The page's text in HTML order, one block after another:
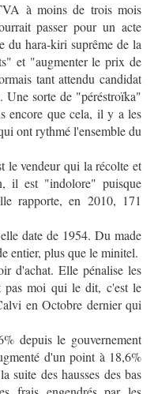
à moins de trois mois
passer pour un acte
du hara-kiri suprême de la
et "augmenter le prix de
tant attendu candidat
Une sorte de "péréstroïka"
encore que cela, il y a les
ont rythmé l'ensemble du
vendeur qui la récolte et
il est "indolore" puisque
rapporte, en 2010, 171
date de 1954. Du made
entier, plus que le minitel.
d'achat. Elle pénalise les
pas moi qui le dit, c'est le
en Octobre dernier qui
depuis le gouvernement
d'un point à 18,6%
suite des hausses des bas